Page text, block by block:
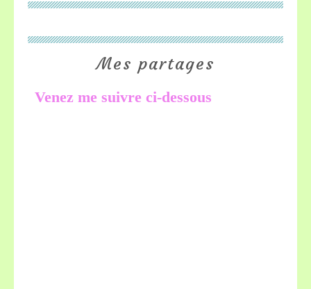
Mes partages
Venez me suivre ci-dessous